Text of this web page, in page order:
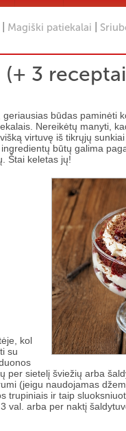
Magiški patiekalai
3
būdas paminėti
Nereikėtų manyti,
virtuvę iš tikrųjų
būtų galima
Štai keletas jų!
kol
su
per sietelį šviežių arba
(jeigu naudojamas
trupiniais ir taip
val. arba per naktį